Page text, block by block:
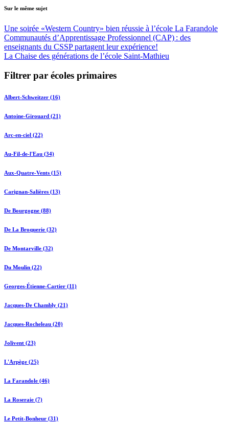
Sur le même sujet
Une soirée «Western Country» bien réussie à l’école La Farandole
Communautés d’Apprentissage Professionnel (CAP) : des
enseignants du CSSP partagent leur expérience!
La Chaise des générations de l’école Saint-Mathieu
Filtrer par écoles primaires
Albert-Schweitzer (16)
Antoine-Girouard (21)
Arc-en-ciel (22)
Au-Fil-de-l'Eau (34)
Aux-Quatre-Vents (15)
Carignan-Salières (13)
De Bourgogne (88)
De La Broquerie (32)
De Montarville (32)
Du Moulin (22)
Georges-Étienne-Cartier (11)
Jacques-De Chambly (21)
Jacques-Rocheleau (20)
Jolivent (23)
L'Arpège (25)
La Farandole (46)
La Roseraie (7)
Le Petit-Bonheur (31)